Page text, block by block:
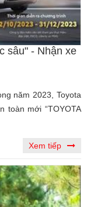
sâu" - Nhận xe
năm 2023, Toyota
toàn mới “TOYOTA
Xem tiếp